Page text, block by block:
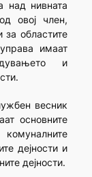
над нивната
овој член,
за областите
имаат
и
весник
основните
дејности и
дејности.